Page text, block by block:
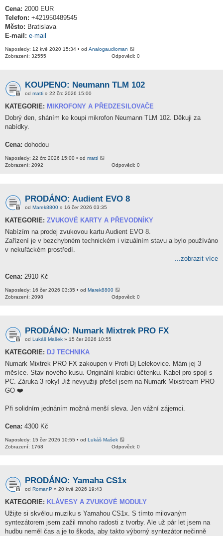
Cena: 2000 EUR
Telefon: +421950489545
Město: Bratislava
E-mail: e-mail
Naposledy: 12 kvě 2020 15:34 • od Analogaudioman
Odpovědi: 0
Zobrazení: 32555
KOUPENO: Neumann TLM 102
od matti » 22 črc 2026 15:00
KATEGORIE: MIKROFONY A PŘEDZESILOVAČE
Dobrý den, sháním ke koupi mikrofon Neumann TLM 102. Děkuji za
nabídky.
Cena: dohodou
Naposledy: 22 črc 2026 15:00 • od matti
Odpovědi: 0
Zobrazení: 2092
PRODÁNO: Audient EVO 8
od Marek8800 » 16 čer 2026 03:35
KATEGORIE: ZVUKOVÉ KARTY A PŘEVODNÍKY
Nabízím na prodej zvukovou kartu Audient EVO 8.
Zařízení je v bezchybném technickém i vizuálním stavu a bylo používáno
v nekuřáckém prostředí.
...zobrazit více
Cena: 2910 Kč
Naposledy: 16 čer 2026 03:35 • od Marek8800
Odpovědi: 0
Zobrazení: 2098
PRODÁNO: Numark Mixtrek PRO FX
od Lukáš Mašek » 15 čer 2026 10:55
KATEGORIE: DJ TECHNIKA
Numark Mixtrek PRO FX zakoupen v Profi Dj Lelekovice. Mám jej 3
měsíce. Stav nového kusu. Originální krabici účtenku. Kabel pro spojí s
PC. Záruka 3 roky! Již nevyužiji přešel jsem na Numark Mixstream PRO
GO ❤️
Při solidním jednáním možná menší sleva. Jen vážní zájemci.
Cena: 4300 Kč
Naposledy: 15 čer 2026 10:55 • od Lukáš Mašek
Odpovědi: 0
Zobrazení: 1768
PRODÁNO: Yamaha CS1x
od RomanP » 20 kvě 2026 19:43
KATEGORIE: KLÁVESY A ZVUKOVÉ MODULY
Užijte si skvělou muziku s Yamahou CS1x. S tímto milovaným
syntezátorem jsem zažil mnoho radosti z tvorby. Ale už pár let jsem na
hudbu neměl čas a je to škoda, aby takto výborný syntezátor nečinně